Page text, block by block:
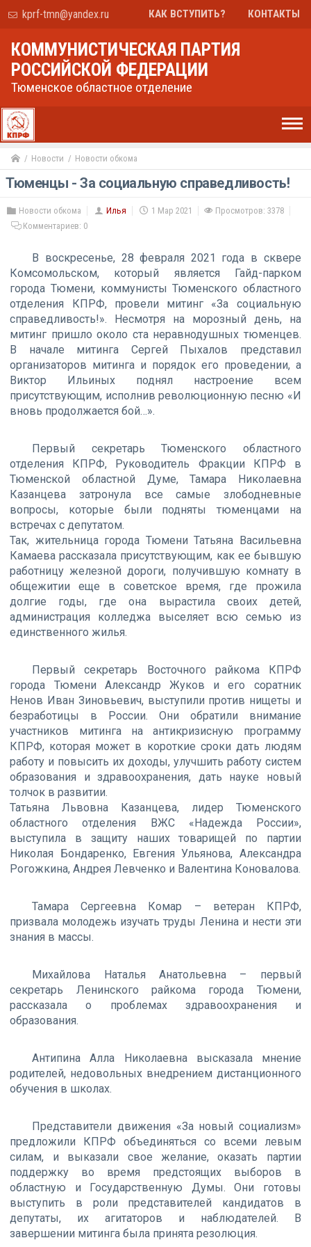
kprf-tmn@yandex.ru КАК ВСТУПИТЬ? КОНТАКТЫ
КОММУНИСТИЧЕСКАЯ ПАРТИЯ
РОССИЙСКОЙ ФЕДЕРАЦИИ
Тюменское областное отделение
Новости Новости обкома
Тюменцы - За социальную справедливость!
Новости обкома Илья 1 Мар 2021
Просмотров: 3378
Комментариев: 0
В воскресенье, 28 февраля 2021 года в сквере
Комсомольском, который является Гайд-парком
города Тюмени, коммунисты Тюменского областного
отделения КПРФ, провели митинг «За социальную
справедливость!». Несмотря на морозный день, на
митинг пришло около ста неравнодушных тюменцев.
В начале митинга Сергей Пыхалов представил
организаторов митинга и порядок его проведении, а
Виктор Ильиных поднял настроение всем
присутствующим, исполнив революционную песню «И
вновь продолжается бой…».
Первый секретарь Тюменского областного
отделения КПРФ, Руководитель Фракции КПРФ в
Тюменской областной Думе, Тамара Николаевна
Казанцева затронула все самые злободневные
вопросы, которые были подняты тюменцами на
встречах с депутатом.
Так, жительница города Тюмени Татьяна Васильевна
Камаева рассказала присутствующим, как ее бывшую
работницу железной дороги, получившую комнату в
общежитии еще в советское время, где прожила
долгие годы, где она вырастила своих детей,
администрация колледжа выселяет всю семью из
единственного жилья.
Первый секретарь Восточного райкома КПРФ
города Тюмени Александр Жуков и его соратник
Ненов Иван Зиновьевич, выступили против нищеты и
безработицы в России. Они обратили внимание
участников митинга на антикризисную программу
КПРФ, которая может в короткие сроки дать людям
работу и повысить их доходы, улучшить работу систем
образования и здравоохранения, дать науке новый
толчок в развитии.
Татьяна Львовна Казанцева, лидер Тюменского
областного отделения ВЖС «Надежда России»,
выступила в защиту наших товарищей по партии
Николая Бондаренко, Евгения Ульянова, Александра
Рогожкина, Андрея Левченко и Валентина Коновалова.
Тамара Сергеевна Комар – ветеран КПРФ,
призвала молодежь изучать труды Ленина и нести эти
знания в массы.
Михайлова Наталья Анатольевна – первый
секретарь Ленинского райкома города Тюмени,
рассказала о проблемах здравоохранения и
образования.
Антипина Алла Николаевна высказала мнение
родителей, недовольных внедрением дистанционного
обучения в школах.
Представители движения «За новый социализм»
предложили КПРФ объединяться со всеми левым
силам, и выказали свое желание, оказать партии
поддержку во время предстоящих выборов в
областную и Государственную Думы. Они готовы
выступить в роли представителей кандидатов в
депутаты, их агитаторов и наблюдателей. В
завершении митинга была принята резолюция.